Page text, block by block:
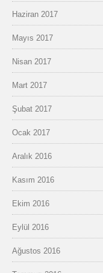
Haziran 2017
Mayıs 2017
Nisan 2017
Mart 2017
Şubat 2017
Ocak 2017
Aralık 2016
Kasım 2016
Ekim 2016
Eylül 2016
Ağustos 2016